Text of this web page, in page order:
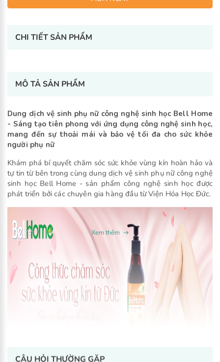
CHI TIẾT SẢN PHẨM
MÔ TẢ SẢN PHẨM
Dung dịch vệ sinh phụ nữ công nghệ sinh học Bell Home
- Sáng tạo tiên phong với ứng dụng công nghệ sinh học,
mang đến sự thoải mái và bảo vệ tối đa cho sức khỏe
người phụ nữ
Khám phá bí quyết chăm sóc sức khỏe vùng kín hoàn hảo và
tự tin từ bên trong cùng dung dịch vệ sinh phụ nữ công nghệ
sinh học Bell Home - sản phẩm công nghệ sinh học được
phát triển bởi các chuyên gia hàng đầu từ Viện Hóa Học Đức.
CÂU HỎI THƯỜNG GẶP